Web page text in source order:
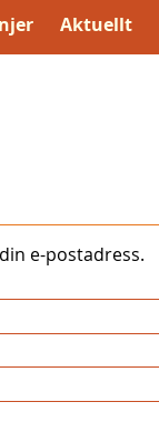
Aktuellt
e-postadress.